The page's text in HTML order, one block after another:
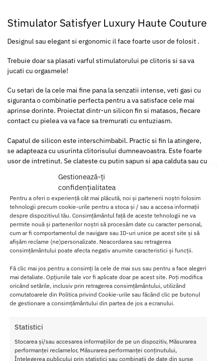
Gestionează-ți
confidențialitatea
Pentru a oferi o experiență cât mai plăcută, noi și partenerii noștri folosim
tehnologii precum cookie-urile pentru a stoca și / sau a accesa informații
despre dispozitivul tău. Consimțământul față de aceste tehnologii ne va
permite nouă și partenerilor noștri să procesăm date cu caracter personal,
cum ar fi comportamentul de navigare sau ID-uri unice pe acest site și să
afișăm reclame (ne)personalizate. Neacordarea sau retragerea
consimțământului poate afecta negativ anumite caracteristici și funcții.
Fă clic mai jos pentru a consimți la cele de mai sus sau pentru a face alegeri
mai detaliate. Opțiunile tale vor fi aplicate doar pe acest site. Poți modifica
oricând setările, inclusiv prin retragerea consimțământului, utilizând
comutatoarele din Politica privind Cookie-urile sau făcând clic pe butonul
de gestionare a consimțământului din partea de jos a ecranului.
Statistici
Stocarea și/sau accesarea informațiilor de pe un dispozitiv, Măsurarea
performanței reclamelor, Măsurarea performanței conținutului,
Înțelegerea publicului prin statistici sau combinații de date din surse
Stimulator Satisfyer Luxury Haute Couture
Designul sau elegant si ergonomic il face foarte usor de folosit .
Trebuie doar sa plasati varful stimulatorului pe clitoris si sa va
jucati cu orgasmele!
Cu setari de la cele mai fine pana la senzatii intense, veti gasi cu
siguranta o combinatie perfecta pentru a va satisface cele mai
aprinse dorinte. Proiectat dintr-un silicon fin si matasos, fiecare
contact cu pielea va va face sa tremurati cu entuziasm.
Capatul de silicon este interschimbabil. Practic si fin la atingere,
se adapteaza cu usurinta clitorisului dumneavoastra. Este foarte
usor de intretinut. Se clateste cu putin sapun si apa calduta sau cu
Stimulator Satisfyer Luxury Haute Couture
placerile sexuale cu ajutorul gameiSatisfyer Luxury.
Materialele sunt de cea mai inalta calitate; aluminiu si silicon
lichid pentru inlocuirea plasticului. Aceasta gama ofera atentie
sporita oricarui detaliu, astfel incat veti fi cu siguranta
impresionata cu rezultatele obtinute de catre designerii nostri.
La fel ca intotdeauna, jucariileSatisfyer sunt sumersibile, oferind
senzatii complet diferite, si reincarcabile prin USB, astfel incat sa
nu trebuiasca sa va amanati placerile. Recomandam uzul alaturi de
lubrifianti pe baza de apa (niciodata silicon!).
Cara
stici
Stim